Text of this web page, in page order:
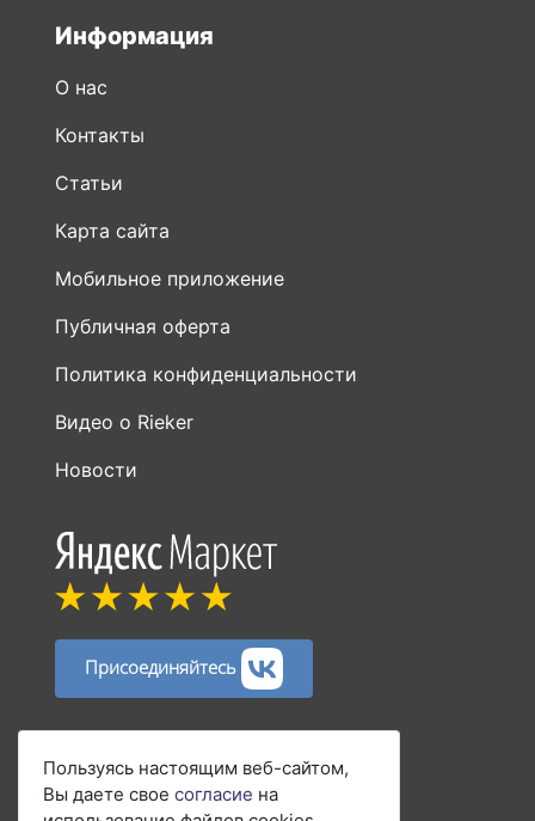
Информация
О нас
Контакты
Статьи
Карта сайта
Мобильное приложение
Публичная оферта
Политика конфиденциальности
Видео о Rieker
Новости
Присоединяйтесь
Пользуясь настоящим веб-сайтом,
Вы даете свое согласие на